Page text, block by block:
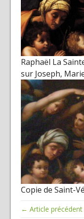
Raphaël La
sur Joseph,
Copie de Saint-
← Article précédent